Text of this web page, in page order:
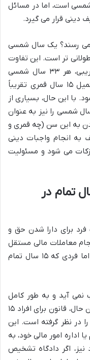
است، اما در مسائل
دینی قرار می گیرد.
می رسند؟ یک سال شمسی
قمری طولانی تر است. این تفاوت
در طول زمان جمع می شود. به طور تقریبی، هر ۳۳ سال شمسی
معادل ۳۴ سال قمری است. بنابراین، تکمیل ۱۵ سال قمری تقریباً
می شود. با این حال، بسیاری از
از باب احتیاط یا سهولت، همان ۱۵ سال شمسی را نیز به عنوان
به این سن (چه قمری و
به انجام واجبات دینی
می شود و مسئولیت
و جایگاه ۱۵ سال تمام در
برای دارا شدن حق و
معاملات مالی مستقل
تعیین شده است. اما فردی که ۱۵ سال تمام
نمی آید و به طور کامل
اهلیت انجام معاملات مالی را ندارد. با این حال، قانون برای افراد ۱۵
را در نظر گرفته است. این
یا اداره امور مالی خود، به
نیز، اگر دادگاه تشخیص